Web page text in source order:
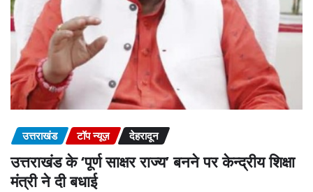
उत्तराखंड टॉप न्यूज़ देहरादून
उत्तराखंड के ‘पूर्ण साक्षर राज्य’ बनने पर केन्द्रीय शिक्षा
मंत्री ने दी बधाई